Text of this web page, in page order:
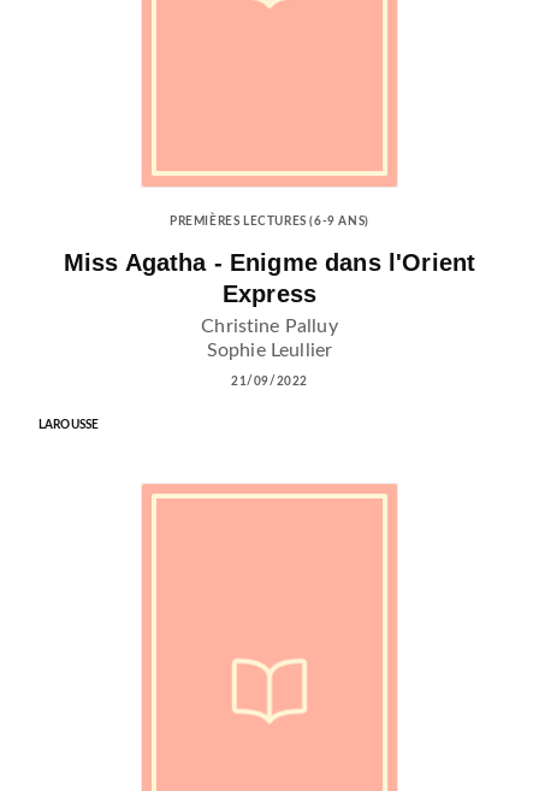
PREMIÈRES LECTURES (6-9 ANS)
Miss Agatha - Enigme dans l'Orient
Express
Christine Palluy
Sophie Leullier
21/09/2022
LAROUSSE